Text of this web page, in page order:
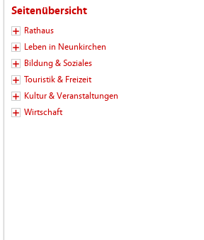
Seitenübersicht
Rathaus
Leben in Neunkirchen
Bildung & Soziales
Touristik & Freizeit
Kultur & Veranstaltungen
Wirtschaft